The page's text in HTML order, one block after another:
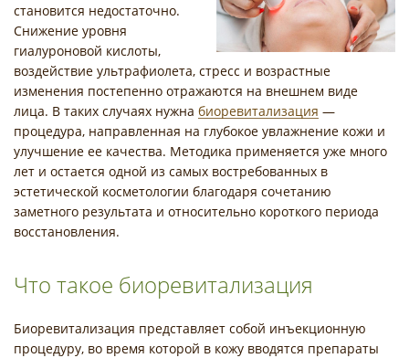
становится недостаточно.
Снижение уровня
гиалуроновой кислоты,
воздействие ультрафиолета, стресс и возрастные
изменения постепенно отражаются на внешнем виде
лица. В таких случаях нужна биоревитализация —
процедура, направленная на глубокое увлажнение кожи и
улучшение ее качества. Методика применяется уже много
лет и остается одной из самых востребованных в
эстетической косметологии благодаря сочетанию
заметного результата и относительно короткого периода
восстановления.
Что такое биоревитализация
Биоревитализация представляет собой инъекционную
процедуру, во время которой в кожу вводятся препараты